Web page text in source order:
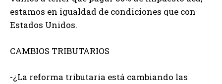
estamos en igualdad de condiciones que con
Estados Unidos.
CAMBIOS TRIBUTARIOS
-¿La reforma tributaria está cambiando las